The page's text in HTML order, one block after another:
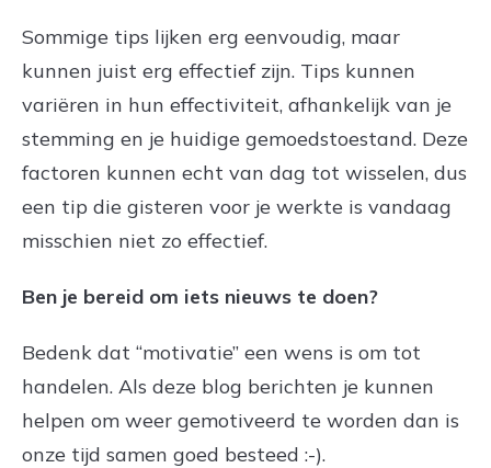
Sommige tips lijken erg eenvoudig, maar
kunnen juist erg effectief zijn. Tips kunnen
variëren in hun effectiviteit, afhankelijk van je
stemming en je huidige gemoedstoestand. Deze
factoren kunnen echt van dag tot wisselen, dus
een tip die gisteren voor je werkte is vandaag
misschien niet zo effectief.
Ben je bereid om iets nieuws te doen?
Bedenk dat “motivatie” een wens is om tot
handelen. Als deze blog berichten je kunnen
helpen om weer gemotiveerd te worden dan is
onze tijd samen goed besteed :-).